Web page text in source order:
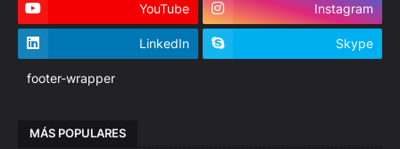
YouTube Instagram
LinkedIn Skype
footer-wrapper
MÁS POPULARES